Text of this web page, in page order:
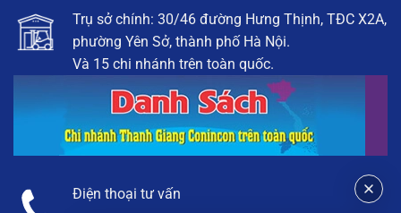
Trụ sở chính: 30/46 đường Hưng Thịnh, TĐC X2A,
phường Yên Sở, thành phố Hà Nội.
Và 15 chi nhánh trên toàn quốc.
Điện thoại tư vấn